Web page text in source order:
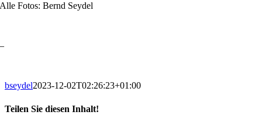
Alle Fotos: Bernd Seydel
–
bseydel2023-12-02T02:26:23+01:00
Teilen Sie diesen Inhalt!